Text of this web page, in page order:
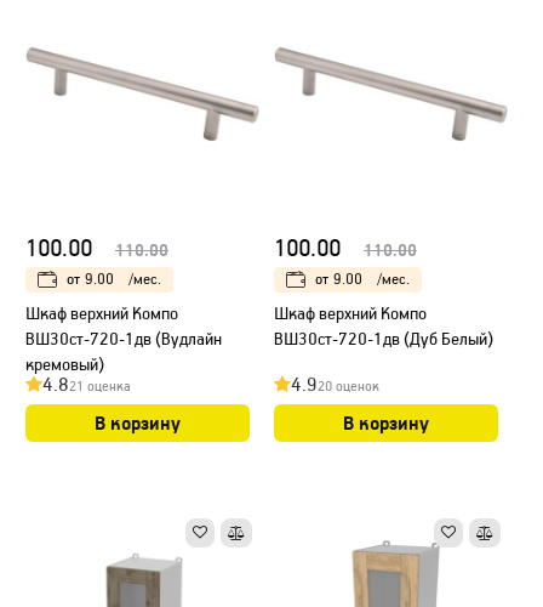
100.00 110.00
от 9.00 /мес.
Шкаф верхний Компо
ВШ30ст-720-1дв (Вудлайн
кремовый)
4.821 оценка
В корзину
100.00 110.00
от 9.00 /мес.
Шкаф верхний Компо
ВШ30ст-720-1дв (Дуб Белый)
4.920 оценок
В корзину